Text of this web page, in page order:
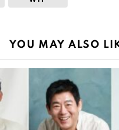
YOU MAY ALSO